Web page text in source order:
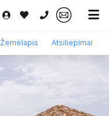
0 700 11007
Žemėlapis Atsiliepimai